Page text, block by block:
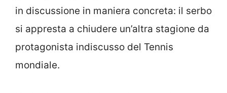
in discussione in maniera concreta: il serbo
si appresta a chiudere un’altra stagione da
protagonista indiscusso del Tennis
mondiale.